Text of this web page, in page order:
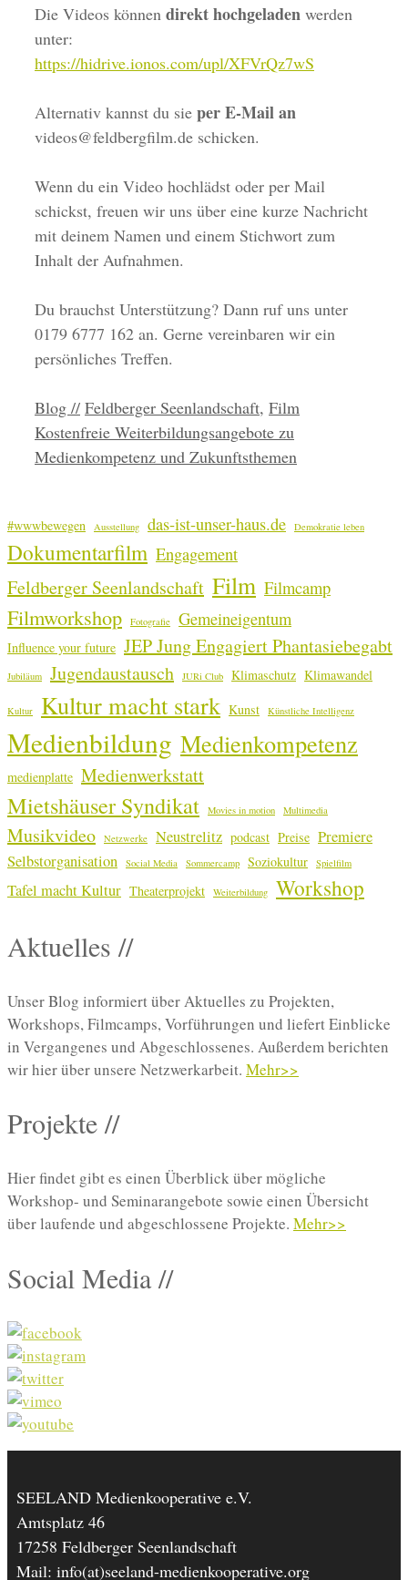
Die Videos können direkt hochgeladen werden
unter:
https://hidrive.ionos.com/upl/XFVrQz7wS
Alternativ kannst du sie per E-Mail an
videos@feldbergfilm.de schicken.
Wenn du ein Video hochlädst oder per Mail
schickst, freuen wir uns über eine kurze Nachricht
mit deinem Namen und einem Stichwort zum
Inhalt der Aufnahmen.
Du brauchst Unterstützung? Dann ruf uns unter
0179 6777 162 an. Gerne vereinbaren wir ein
persönliches Treffen.
Kategorien
Blog // Schlagwörter
Feldberger Seenlandschaft, Film
Kostenfreie Weiterbildungsangebote zu
Medienkompetenz und Zukunftsthemen
#wwwbewegen Ausstellung das-ist-unser-haus.de Demokratie leben
Dokumentarfilm Engagement
Feldberger Seenlandschaft Film Filmcamp
Filmworkshop Fotografie Gemeineigentum
Influence your future JEP Jung Engagiert Phantasiebegabt
Jubiläum Jugendaustausch JURi Club Klimaschutz Klimawandel
Kultur Kultur macht stark Kunst Künstliche Intelligenz
Medienbildung Medienkompetenz
medienplatte Medienwerkstatt
Mietshäuser Syndikat Movies in motion Multimedia
Musikvideo Netzwerke Neustrelitz podcast Preise Premiere
Selbstorganisation
Social Media Sommercamp Soziokultur Spielfilm
Tafel macht Kultur Theaterprojekt Weiterbildung Workshop
Aktuelles //
Unser Blog informiert über Aktuelles zu Projekten,
Workshops, Filmcamps, Vorführungen und liefert Einblicke
in Vergangenes und Abgeschlossenes. Außerdem berichten
wir hier über unsere Netzwerkarbeit. Mehr>>
Projekte //
Hier findet gibt es einen Überblick über mögliche
Workshop- und Seminarangebote sowie einen Übersicht
über laufende und abgeschlossene Projekte. Mehr>>
Social Media //
SEELAND Medienkooperative e.V.
Amtsplatz 46
17258 Feldberger Seenlandschaft
Mail: info(at)seeland-medienkooperative.org